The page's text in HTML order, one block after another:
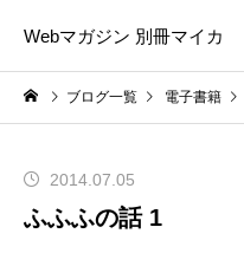
Webマガジン 別冊マイカ
ブログ一覧 電子書籍
2014.07.05
ふふふの話 1